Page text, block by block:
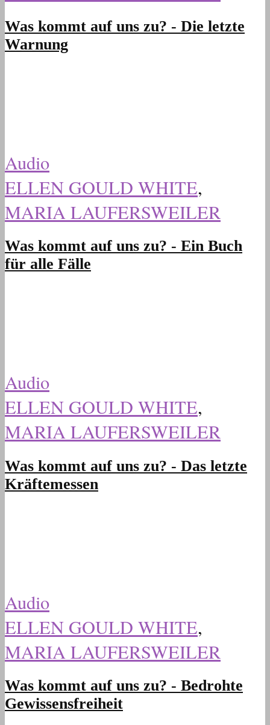
Was kommt auf uns zu? - Die letzte
Warnung
Audio
ELLEN GOULD WHITE,
MARIA LAUFERSWEILER
Was kommt auf uns zu? - Ein Buch
für alle Fälle
Audio
ELLEN GOULD WHITE,
MARIA LAUFERSWEILER
Was kommt auf uns zu? - Das letzte
Kräftemessen
Audio
ELLEN GOULD WHITE,
MARIA LAUFERSWEILER
Was kommt auf uns zu? - Bedrohte
Gewissensfreiheit